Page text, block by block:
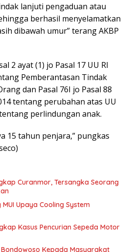
lanjuti pengaduan atau
berhasil menyelamatkan
dibawah umur” terang AKBP
2 ayat (1) jo Pasal 17 UU RI
Pemberantasan Tindak
dan Pasal 76I jo Pasal 88
tentang perubahan atas UU
perlindungan anak.
15 tahun penjara,” pungkas
Curanmor, Tersangka Seorang
Upaya Cooling System
Kasus Pencurian Sepeda Motor
Kepada Masyarakat